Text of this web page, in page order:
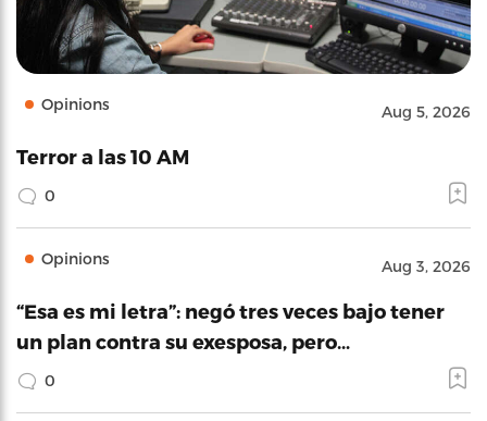
Opinions Aug 5, 2026
Terror a las 10 AM
0
Opinions Aug 3, 2026
“Esa es mi letra”: negó tres veces bajo tener
un plan contra su exesposa, pero…
0